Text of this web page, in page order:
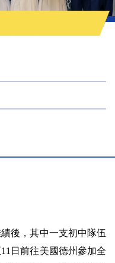
後，其中一支初中隊伍
日前往美國德州參加全